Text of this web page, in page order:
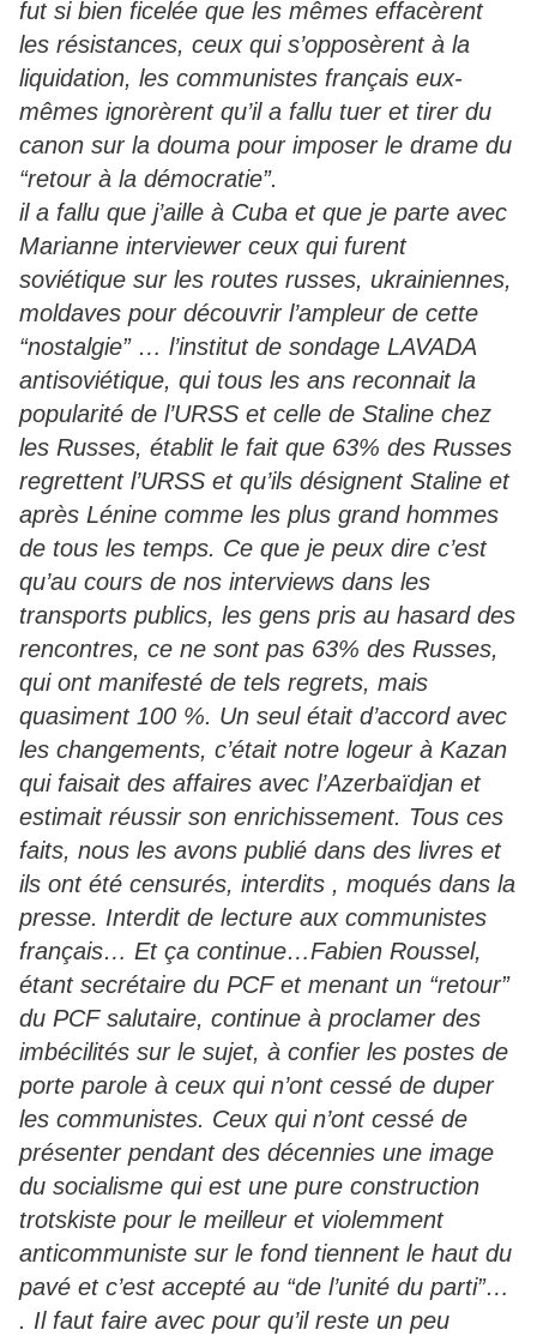
fut si bien ficelée que les mêmes effacèrent
les résistances, ceux qui s’opposèrent à la
liquidation, les communistes français eux-
mêmes ignorèrent qu’il a fallu tuer et tirer du
canon sur la douma pour imposer le drame du
“retour à la démocratie”.
il a fallu que j’aille à Cuba et que je parte avec
Marianne interviewer ceux qui furent
soviétique sur les routes russes, ukrainiennes,
moldaves pour découvrir l’ampleur de cette
“nostalgie” … l’institut de sondage LAVADA
antisoviétique, qui tous les ans reconnait la
popularité de l’URSS et celle de Staline chez
les Russes, établit le fait que 63% des Russes
regrettent l’URSS et qu’ils désignent Staline et
après Lénine comme les plus grand hommes
de tous les temps. Ce que je peux dire c’est
qu’au cours de nos interviews dans les
transports publics, les gens pris au hasard des
rencontres, ce ne sont pas 63% des Russes,
qui ont manifesté de tels regrets, mais
quasiment 100 %. Un seul était d’accord avec
les changements, c’était notre logeur à Kazan
qui faisait des affaires avec l’Azerbaïdjan et
estimait réussir son enrichissement. Tous ces
faits, nous les avons publié dans des livres et
ils ont été censurés, interdits , moqués dans la
presse. Interdit de lecture aux communistes
français… Et ça continue…Fabien Roussel,
étant secrétaire du PCF et menant un “retour”
du PCF salutaire, continue à proclamer des
imbécilités sur le sujet, à confier les postes de
porte parole à ceux qui n’ont cessé de duper
les communistes. Ceux qui n’ont cessé de
présenter pendant des décennies une image
du socialisme qui est une pure construction
trotskiste pour le meilleur et violemment
anticommuniste sur le fond tiennent le haut du
pavé et c’est accepté au “de l’unité du parti”…
. Il faut faire avec pour qu’il reste un peu